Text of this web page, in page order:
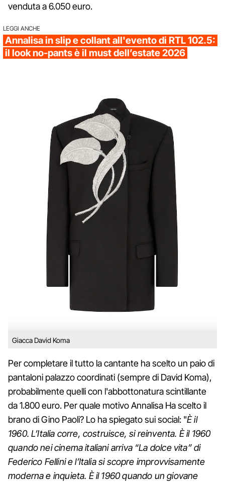
venduta a 6.050 euro.
LEGGI ANCHE
Annalisa in slip e collant all'evento di RTL 102.5:
il look no-pants è il must dell’estate 2026
Giacca David Koma
Per completare il tutto la cantante ha scelto un paio di
pantaloni palazzo coordinati (sempre di David Koma),
probabilmente quelli con l'abbottonatura scintillante
da 1.800 euro. Per quale motivo Annalisa Ha scelto il
brano di Gino Paoli? Lo ha spiegato sui social: "È il
1960. L’Italia corre, costruisce, si reinventa. È il 1960
quando nei cinema italiani arriva “La dolce vita” di
Federico Fellini e l’Italia si scopre improvvisamente
moderna e inquieta. È il 1960 quando un giovane